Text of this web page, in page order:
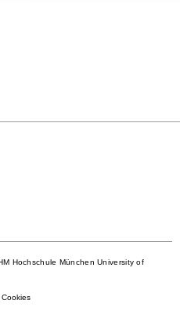
Hochschule München University of
Cookies